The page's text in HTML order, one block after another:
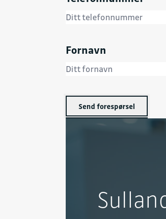
Fornavn
Send forespørsel